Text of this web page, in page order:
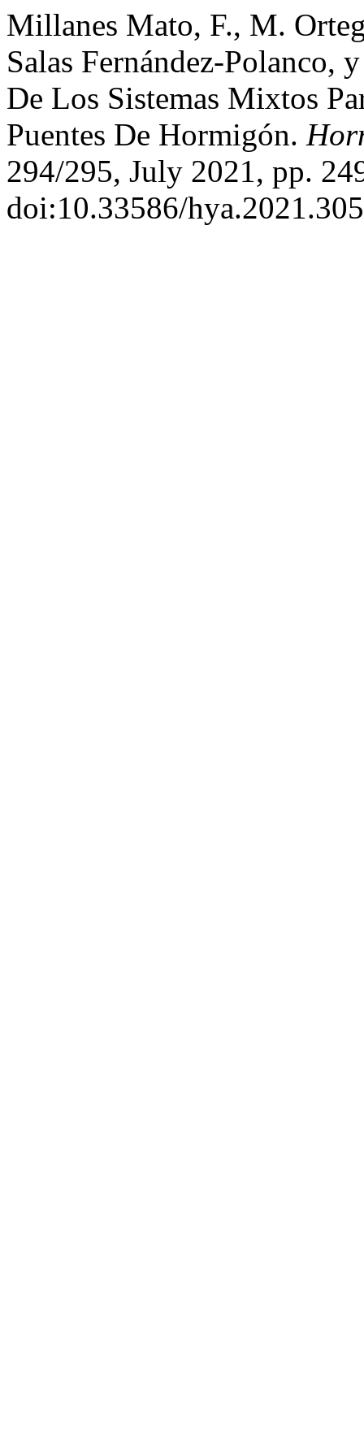
Millanes Mato, F., M.
Salas Fernández-Polanco,
De Los Sistemas Mixtos
Puentes De Hormigón.
294/295, July 2021, pp.
doi:10.33586/